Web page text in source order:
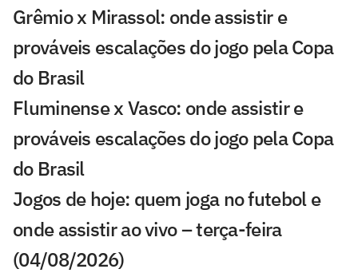
Grêmio x Mirassol: onde assistir e
prováveis escalações do jogo pela Copa
do Brasil
Fluminense x Vasco: onde assistir e
prováveis escalações do jogo pela Copa
do Brasil
Jogos de hoje: quem joga no futebol e
onde assistir ao vivo – terça-feira
(04/08/2026)